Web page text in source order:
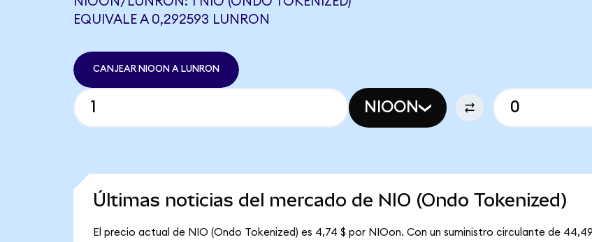
EQUIVALE A 0,292593 LUNRON
CANJEAR NIOON A LUNRON
NIOON
Últimas noticias del mercado de NIO (Ondo Tokenized)
El precio actual de NIO (Ondo Tokenized) es 4,74 $ por NIOon. Con un suministro circulante de